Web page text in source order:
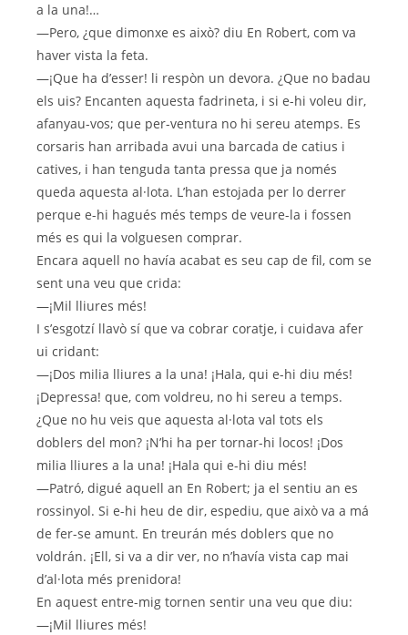
a la una!…
—Pero, ¿que dimonxe es això? diu En Robert, com va
haver vista la feta.
—¡Que ha d’esser! li respòn un devora. ¿Que no badau
els uis? Encanten aquesta fadrineta, i si e-hi voleu dir,
afanyau-vos; que per-ventura no hi sereu atemps. Es
corsaris han arribada avui una barcada de catius i
catives, i han tenguda tanta pressa que ja només
queda aquesta al·lota. L’han estojada per lo derrer
perque e-hi hagués més temps de veure-la i fossen
més es qui la volguesen comprar.
Encara aquell no havía acabat es seu cap de fil, com se
sent una veu que crida:
—¡Mil lliures més!
I s’esgotzí llavò sí que va cobrar coratje, i cuidava afer
ui cridant:
—¡Dos milia lliures a la una! ¡Hala, qui e-hi diu més!
¡Depressa! que, com voldreu, no hi sereu a temps.
¿Que no hu veis que aquesta al·lota val tots els
doblers del mon? ¡N’hi ha per tornar-hi locos! ¡Dos
milia lliures a la una! ¡Hala qui e-hi diu més!
—Patró, digué aquell an En Robert; ja el sentiu an es
rossinyol. Si e-hi heu de dir, espediu, que això va a má
de fer-se amunt. En treurán més doblers que no
voldrán. ¡Ell, si va a dir ver, no n’havía vista cap mai
d’al·lota més prenidora!
En aquest entre-mig tornen sentir una veu que diu:
—¡Mil lliures més!